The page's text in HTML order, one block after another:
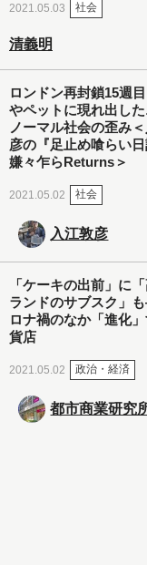
2021.05.03 社会
清義明
ロンドン再封鎖15週
やペットに現れ出し
ノーマル社会の歪み
彦の『足止め喰らい日
嫌々乍らReturns＞
2021.05.02 社会
入江敦彦
「ケーキの出前」に
ランドのサブスク」
ロナ禍のなか「進化
貨店
2021.05.02 政治・経済
都市商業研究